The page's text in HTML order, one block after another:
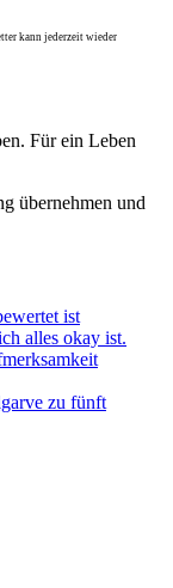
kann jederzeit wieder
Für ein Leben
übernehmen und
ist
alles okay ist.
zu fünft